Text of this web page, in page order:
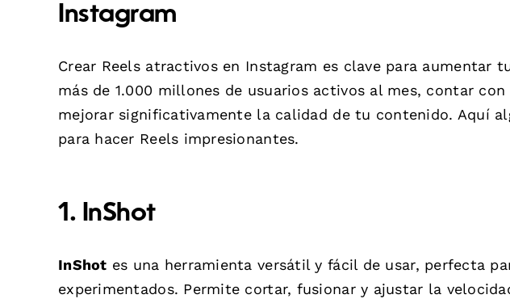
Instagram
Crear Reels atractivos en Instagram es clave para aumentar
más de 1.000 millones de usuarios activos al mes, contar
mejorar significativamente la calidad de tu contenido. Aquí
para hacer Reels impresionantes.
1. InShot
InShot es una herramienta versátil y fácil de usar, perfecta
experimentados. Permite cortar, fusionar y ajustar la